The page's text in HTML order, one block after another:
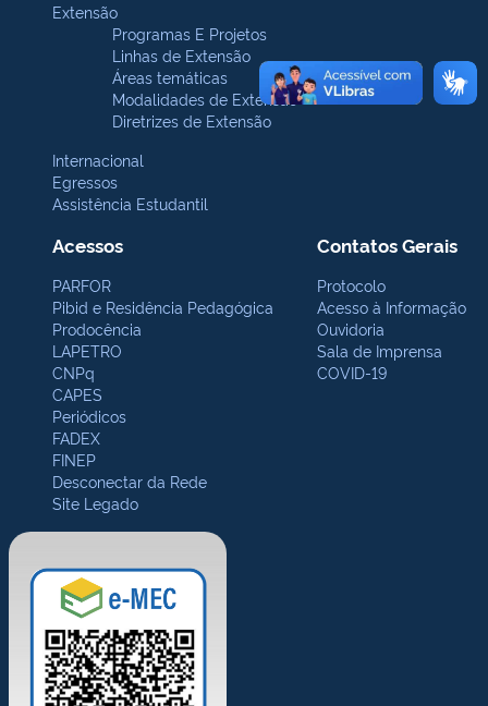
Extensão
Programas E Projetos
Linhas de Extensão
Áreas temáticas
Modalidades de Extensão
Diretrizes de Extensão
Internacional
Egressos
Assistência Estudantil
Acessos
PARFOR
Pibid e Residência Pedagógica
Prodocência
LAPETRO
CNPq
CAPES
Periódicos
FADEX
FINEP
Desconectar da Rede
Site Legado
Contatos Gerais
Protocolo
Acesso à Informação
Ouvidoria
Sala de Imprensa
COVID-19